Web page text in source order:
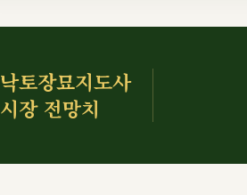
낙토장묘지도사
시장 전망치